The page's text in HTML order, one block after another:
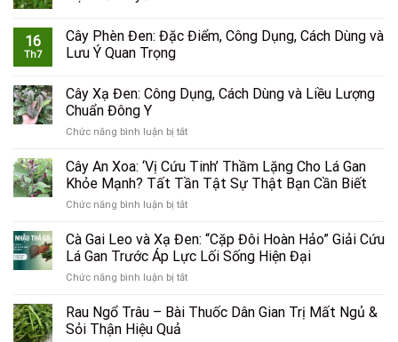
16
Th7
Cây Phèn Đen: Đặc Điểm, Công Dụng, Cách Dùng và
Lưu Ý Quan Trọng
Cây Xạ Đen: Công Dụng, Cách Dùng và Liều Lượng
Chuẩn Đông Y
Chức năng bình luận bị tắtở
Xạ
Đen:
Công
Dụng,
Dùng
và
Lượng
Đông
Cây An Xoa: ‘Vị Cứu Tinh’ Thầm Lặng Cho Lá Gan
Khỏe Mạnh? Tất Tần Tật Sự Thật Bạn Cần Biết
Chức năng bình luận bị tắtở
An
Xoa:
‘Vị
Cứu
Thầm
Cà Gai Leo và Xạ Đen: “Cặp Đôi Hoàn Hảo” Giải Cứu
Lá Gan Trước Áp Lực Lối Sống Hiện Đại
Chức năng bình luận bị tắtở
Gai
Rau Ngổ Trâu – Bài Thuốc Dân Gian Trị Mất Ngủ &
Sỏi Thận Hiệu Quả